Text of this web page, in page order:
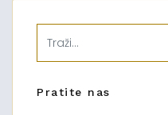
Pratite nas